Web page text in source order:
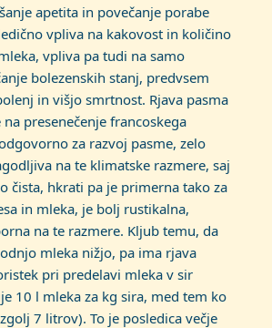
apetita in povečanje porabe
vpliva na kakovost in količino
vpliva pa tudi na samo
bolezenskih stanj, predvsem
in višjo smrtnost. Rjava pasma
presenečenje francoskega
za razvoj pasme, zelo
na te klimatske razmere, saj
čista, hkrati pa je primerna tako za
in mleka, je bolj rustikalna,
na te razmere. Kljub temu, da
mleka nižjo, pa ima rjava
pri predelavi mleka v sir
10 l mleka za kg sira, med tem ko
7 litrov). To je posledica večje